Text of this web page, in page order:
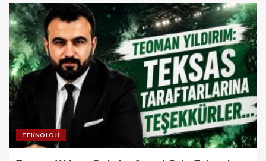
TEKNOLOJI